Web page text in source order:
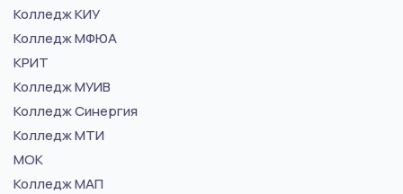
Колледж КИУ
Колледж МФЮА
КРИТ
Колледж МУИВ
Колледж Синергия
Колледж МТИ
МОК
Колледж МАП